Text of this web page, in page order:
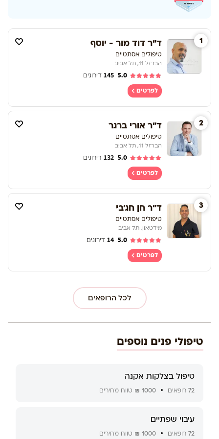
ד"ר דוד מור - יוסף
טיפולים אסתטיים
הברזל 11, תל אביב
5.0
145 דירוגים
1
לפרטים
ד"ר אורי ברגר
טיפולים אסתטיים
הברזל 11, תל אביב
5.0
132 דירוגים
2
לפרטים
ד"ר חן חג'בי
טיפולים אסתטיים
מידטאון, תל אביב
5.0
14 דירוגים
3
לפרטים
לכל הרופאים
טיפולי פנים נוספים
טיפול בצלקות אקנה
72 רופאים 1000 ₪ טווח מחירים
עיבוי שפתיים
72 רופאים 1000 ₪ טווח מחירים